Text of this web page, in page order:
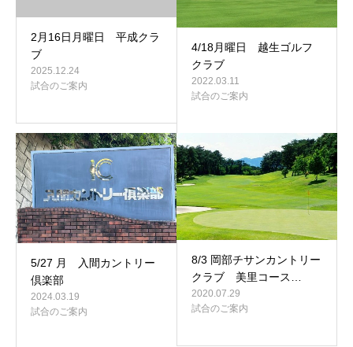
2月16日月曜日 平成クラ
ブ
2025.12.24
試合のご案内
4/18月曜日 越生ゴルフ
クラブ
2022.03.11
試合のご案内
5/27 月 入間カントリー
倶楽部
2024.03.19
試合のご案内
8/3 岡部チサンカントリー
クラブ 美里コース…
2020.07.29
試合のご案内